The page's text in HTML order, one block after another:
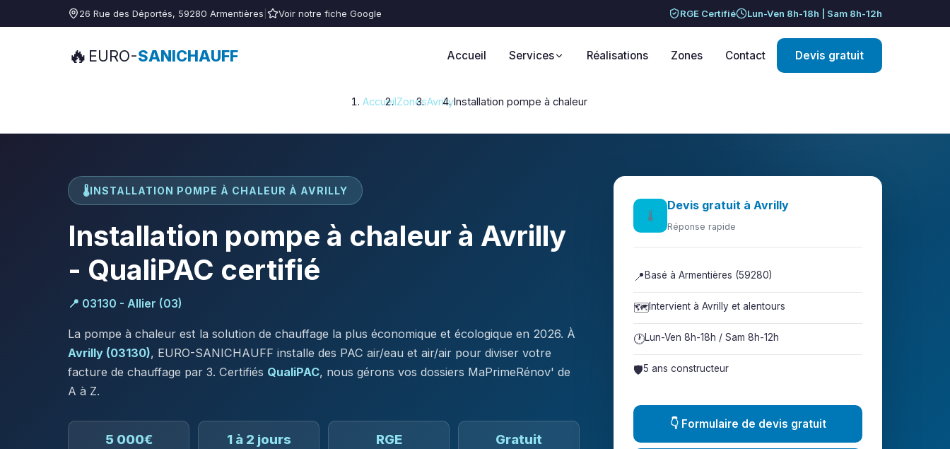
26 Rue des Déportés, 59280 Armentières Voir notre fiche Google RGE Certifié Lun-Ven 8h-18h | Sam 8h-12h
🔥 EURO-SANICHAUFF Accueil Services Réalisations Zones Contact Devis gratuit
AccueilZonesAvrillyInstallation pompe à chaleur
🌡️INSTALLATION POMPE À CHALEUR À AVRILLY
Installation pompe à chaleur à Avrilly
- QualiPAC certifié
📍 03130 - Allier (03)
La pompe à chaleur est la solution de chauffage la plus économique et écologique en 2026. À
Avrilly (03130), EURO-SANICHAUFF installe des PAC air/eau et air/air pour diviser votre
facture de chauffage par 3. Certifiés QualiPAC, nous gérons vos dossiers MaPrimeRénov' de
A à Z.
5 000€ 1 à 2 jours RGE Gratuit
🌡️
Devis gratuit à Avrilly
Réponse rapide
📍 Basé à Armentières (59280)
🗺️Intervient à Avrilly et alentours
🕐Lun-Ven 8h-18h / Sam 8h-12h
🛡️5 ans constructeur
👇 Formulaire de devis gratuit